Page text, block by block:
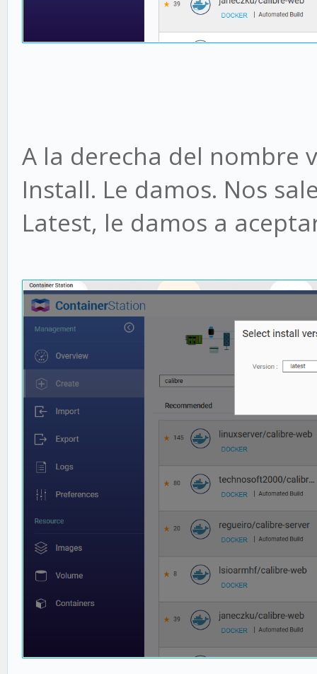
A la derecha del nombre
Install. Le damos. Nos
Latest, le damos a